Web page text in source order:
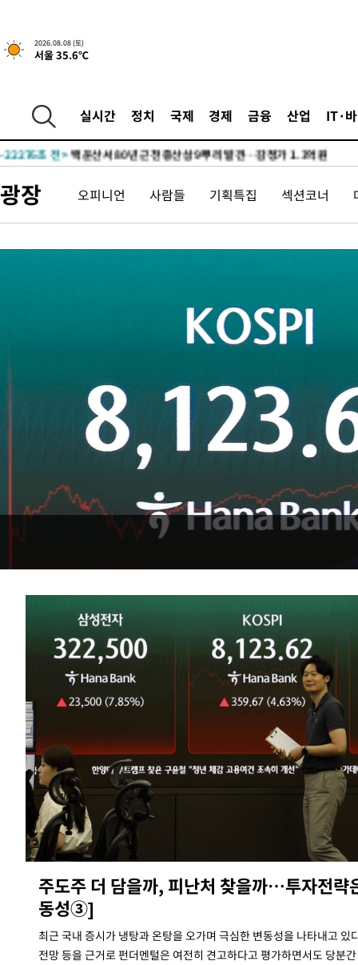
2026.08.08 (토)
서울 35.6℃
실시간 정치 국제 경제 금융 산업 IT·
-32224초 전 >
온열질환 사망자 3명 늘어…누적 환자 3000명 돌파
-26169초 전 >
-22276초 전 >백운산서 80년근 천종산삼 9뿌리 발견…감정가 1.3억원
-17520초 전 >
남자 농구, 나고야 아시안게임서 '홈팀' 일본과 한일전
-16896초 전 >여수 오동도 해상서 모터보트 전복…1명 사망·1명 실종
'최고 37도' 폭염 지속…강원동해안 최대 150㎜ 비
[속보]뉴욕증시 상승 마감…S&P 0.6% 나스닥 1.3%↑
-32224초 전 >
-26169초 전 > 강릉에 시간당 81.4㎜ 물폭탄…도로 잠기고 담벼락 붕괴
-22276초 전 >
백운산서 80년근 천종산삼 9뿌리 발견…감정가 1.3억원
-19986초 전 >
선재도서 해루질 나섰다 실종 60대, 닷새 만에 숨진 채 발견
-17520초 전 >
남자 농구, 나고야 아시안게임서 '홈팀' 일본과 한일전
-16896초 전 >
여수 오동도 해상서 모터보트 전복…1명 사망·1명 실종
-13123초 전 >극한폭염 한풀 꺾이지만…'낮 최고 35도' 무더위, 열대야 계속
주 날씨]
-10141초 전 >축구협회 "압수수색·성접대 논란 사과…쇄신의 기회로 삼겠
-8658초 전 >
[속보]'압수수색·성접대 논란' 축구협회 "실망과 걱정 안겨드려
광장 오피니언 사람들 기획특집 섹션코너
주도주 더 담을까, 피난처 찾을까…투자전략
동성③]
최근 국내 증시가 냉탕과 온탕을 오가며 극심한 변동성을 나타내고 있
전망 등을 근거로 펀더멘털은 여전히 견고하다고 평가하면서도 당분